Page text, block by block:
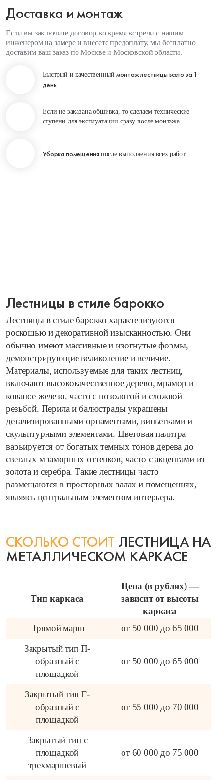
Доставка и монтаж
Если вы заключите договор во время встречи с нашим
инженером на замере и внесете предоплату, мы бесплатно
доставим ваш заказ по Москве и Московской области.
Быстрый и качественныймонтаж лестницы всего за 1
день
Если не заказана обшивка, то сделаем технические
ступени для эксплуатации сразу после монтажа
Уборка помещения после выполнения всех работ
Лестницы в стиле барокко
Лестницы в стиле барокко характеризуются
роскошью и декоративной изысканностью. Они
обычно имеют массивные и изогнутые формы,
демонстрирующие великолепие и величие.
Материалы, используемые для таких лестниц,
включают высококачественное дерево, мрамор и
кованое железо, часто с позолотой и сложной
резьбой. Перила и балюстрады украшены
детализированными орнаментами, виньетками и
скульптурными элементами. Цветовая палитра
варьируется от богатых темных тонов дерева до
светлых мраморных оттенков, часто с акцентами из
золота и серебра. Такие лестницы часто
размещаются в просторных залах и помещениях,
являясь центральным элементом интерьера.
СКОЛЬКО СТОИТ ЛЕСТНИЦА НА
МЕТАЛЛИЧЕСКОМ КАРКАСЕ
Тип каркаса
Цена (в рублях) —
зависит от высоты
каркаса
Прямой марш
от 50 000 до 65 000
Закрытый тип П-
образный с
площадкой
от 50 000 до 65 000
Закрытый тип Г-
образный с
площадкой
от 55 000 до 70 000
Закрытый тип с
площадкой
трехмаршевый
от 60 000 до 75 000